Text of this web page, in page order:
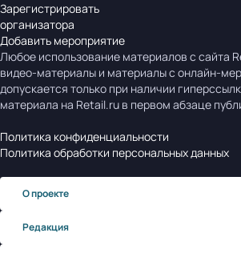
Зарегистрировать
организатора
Добавить мероприятие
Любое использование материалов с сайта
видео-материалы и материалы с онлайн-
допускается только при наличии
материала на Retail.ru в первом абзаце
Политика конфиденциальности
Политика обработки персональных данных
О проекте
Редакция